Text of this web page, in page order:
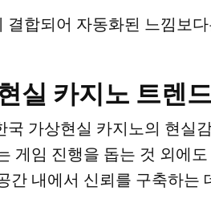
결합되어 자동화된 느낌보
실 카지노 트렌
국 가상현실 카지노의 현실
게임 진행을 돕는 것 외에
간 내에서 신뢰를 구축하는